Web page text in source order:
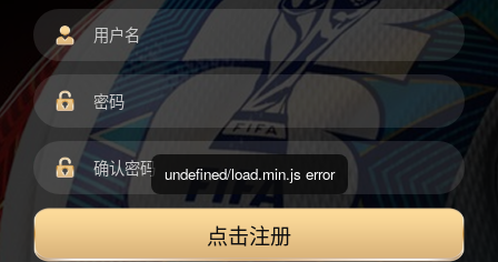
点击注册
undefined/load.min.js error